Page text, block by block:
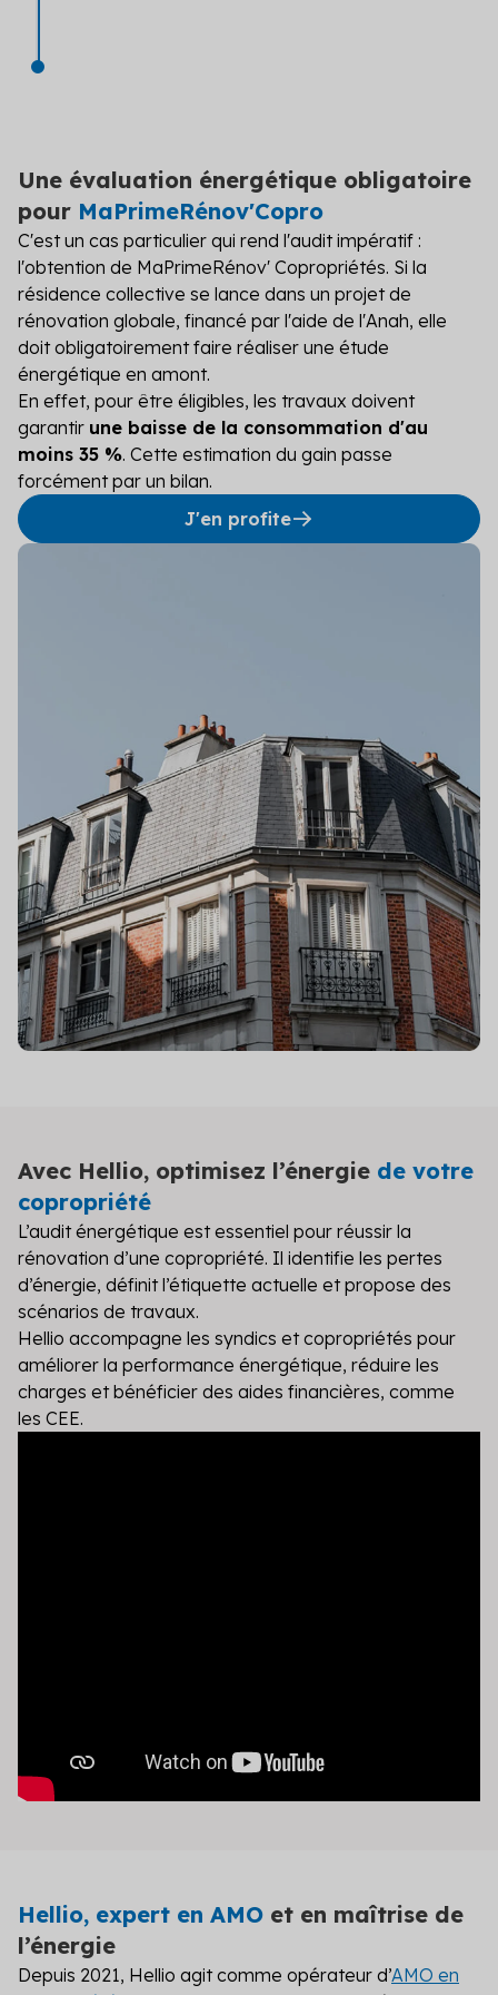
Une évaluation énergétique obligatoire
pour MaPrimeRénov'Copro
C'est un cas particulier qui rend l'audit impératif :
l'obtention de MaPrimeRénov' Copropriétés. Si la
résidence collective se lance dans un projet de
rénovation globale, financé par l'aide de l'Anah, elle
doit obligatoirement faire réaliser une étude
énergétique en amont.
En effet, pour être éligibles, les travaux doivent
garantir une baisse de la consommation d'au
moins 35 %. Cette estimation du gain passe
forcément par un bilan.
J'en profite
Avec Hellio, optimisez l’énergie de votre
copropriété
L’audit énergétique est essentiel pour réussir la
rénovation d’une copropriété. Il identifie les pertes
d’énergie, définit l’étiquette actuelle et propose des
scénarios de travaux.
Hellio accompagne les syndics et copropriétés pour
améliorer la performance énergétique, réduire les
charges et bénéficier des aides financières, comme
les CEE.
Hellio, expert en AMO et en maîtrise de
l’énergie
Depuis 2021, Hellio agit comme opérateur d’AMO en